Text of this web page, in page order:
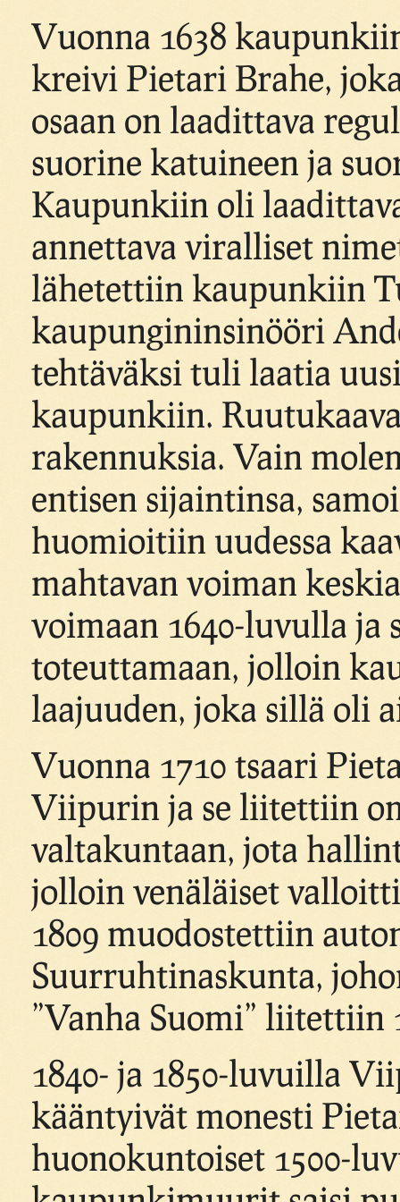
Vuonna 1638
kreivi Pietari Brahe,
osaan on laadittava
suorine katuineen ja
Kaupunkiin oli
annettava viralliset
lähetettiin kaupunkiin
kaupungininsinööri
tehtäväksi tuli laatia
kaupunkiin.
rakennuksia. Vain
entisen sijaintinsa,
huomioitiin uudessa
mahtavan voiman
voimaan 1640-luvulla
toteuttamaan, jolloin
laajuuden, joka sillä oli
Vuonna 1710 tsaari
Viipurin ja se liitettiin
valtakuntaan, jota
jolloin venäläiset
1809 muodostettiin
Suurruhtinaskunta,
”Vanha Suomi” liitettiin
1840- ja 1850-luvuilla
kääntyivät monesti
huonokuntoiset 1500-